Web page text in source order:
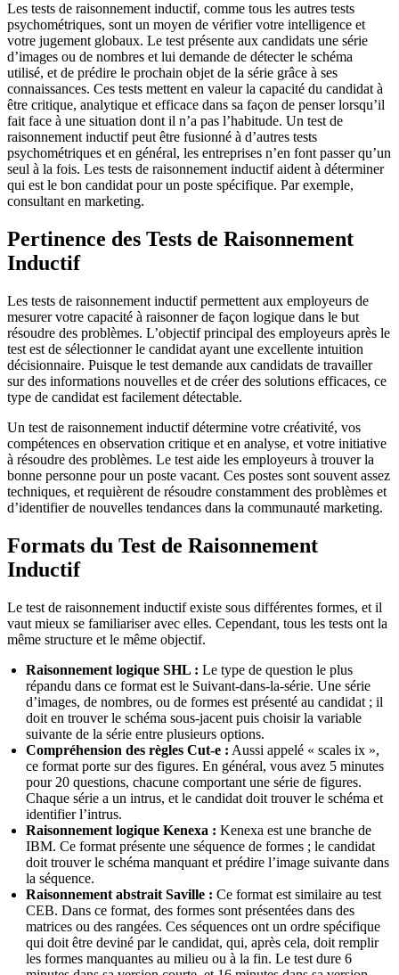
Les tests de raisonnement inductif, comme tous les autres tests
psychométriques, sont un moyen de vérifier votre intelligence et
votre jugement globaux. Le test présente aux candidats une série
d’images ou de nombres et lui demande de détecter le schéma
utilisé, et de prédire le prochain objet de la série grâce à ses
connaissances. Ces tests mettent en valeur la capacité du candidat à
être critique, analytique et efficace dans sa façon de penser lorsqu’il
fait face à une situation dont il n’a pas l’habitude. Un test de
raisonnement inductif peut être fusionné à d’autres tests
psychométriques et en général, les entreprises n’en font passer qu’un
seul à la fois. Les tests de raisonnement inductif aident à déterminer
qui est le bon candidat pour un poste spécifique. Par exemple,
consultant en marketing.
Pertinence des Tests de Raisonnement
Inductif
Les tests de raisonnement inductif permettent aux employeurs de
mesurer votre capacité à raisonner de façon logique dans le but
résoudre des problèmes. L’objectif principal des employeurs après le
test est de sélectionner le candidat ayant une excellente intuition
décisionnaire. Puisque le test demande aux candidats de travailler
sur des informations nouvelles et de créer des solutions efficaces, ce
type de candidat est facilement détectable.
Un test de raisonnement inductif détermine votre créativité, vos
compétences en observation critique et en analyse, et votre initiative
à résoudre des problèmes. Le test aide les employeurs à trouver la
bonne personne pour un poste vacant. Ces postes sont souvent assez
techniques, et requièrent de résoudre constamment des problèmes et
d’identifier de nouvelles tendances dans la communauté marketing.
Formats du Test de Raisonnement
Inductif
Le test de raisonnement inductif existe sous différentes formes, et il
vaut mieux se familiariser avec elles. Cependant, tous les tests ont la
même structure et le même objectif.
Raisonnement logique SHL : Le type de question le plus
répandu dans ce format est le Suivant-dans-la-série. Une série
d’images, de nombres, ou de formes est présenté au candidat ; il
doit en trouver le schéma sous-jacent puis choisir la variable
suivante de la série entre plusieurs options.
Compréhension des règles Cut-e : Aussi appelé « scales ix »,
ce format porte sur des figures. En général, vous avez 5 minutes
pour 20 questions, chacune comportant une série de figures.
Chaque série a un intrus, et le candidat doit trouver le schéma et
identifier l’intrus.
Raisonnement logique Kenexa : Kenexa est une branche de
IBM. Ce format présente une séquence de formes ; le candidat
doit trouver le schéma manquant et prédire l’image suivante dans
la séquence.
Raisonnement abstrait Saville : Ce format est similaire au test
CEB. Dans ce format, des formes sont présentées dans des
matrices ou des rangées. Ces séquences ont un ordre spécifique
qui doit être deviné par le candidat, qui, après cela, doit remplir
les formes manquantes au milieu ou à la fin. Le test dure 6